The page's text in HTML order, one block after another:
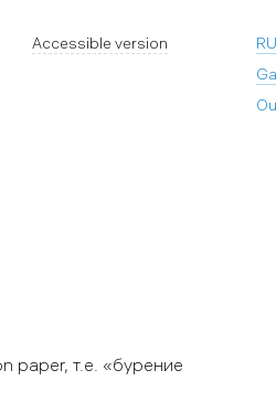
RU
Accessible version
paper, т.е. «бурение